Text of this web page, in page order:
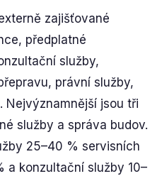
zajišťované
předplatné
služby,
právní služby,
Nejvýznamnější jsou tři
služby a správa budov.
25–40 % servisních
a konzultační služby 10–